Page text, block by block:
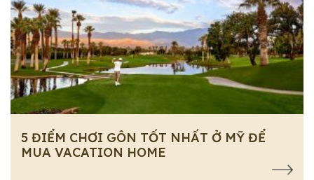
5 ĐIỂM CHƠI GÔN TỐT NHẤT Ở MỸ ĐỂ
MUA VACATION HOME